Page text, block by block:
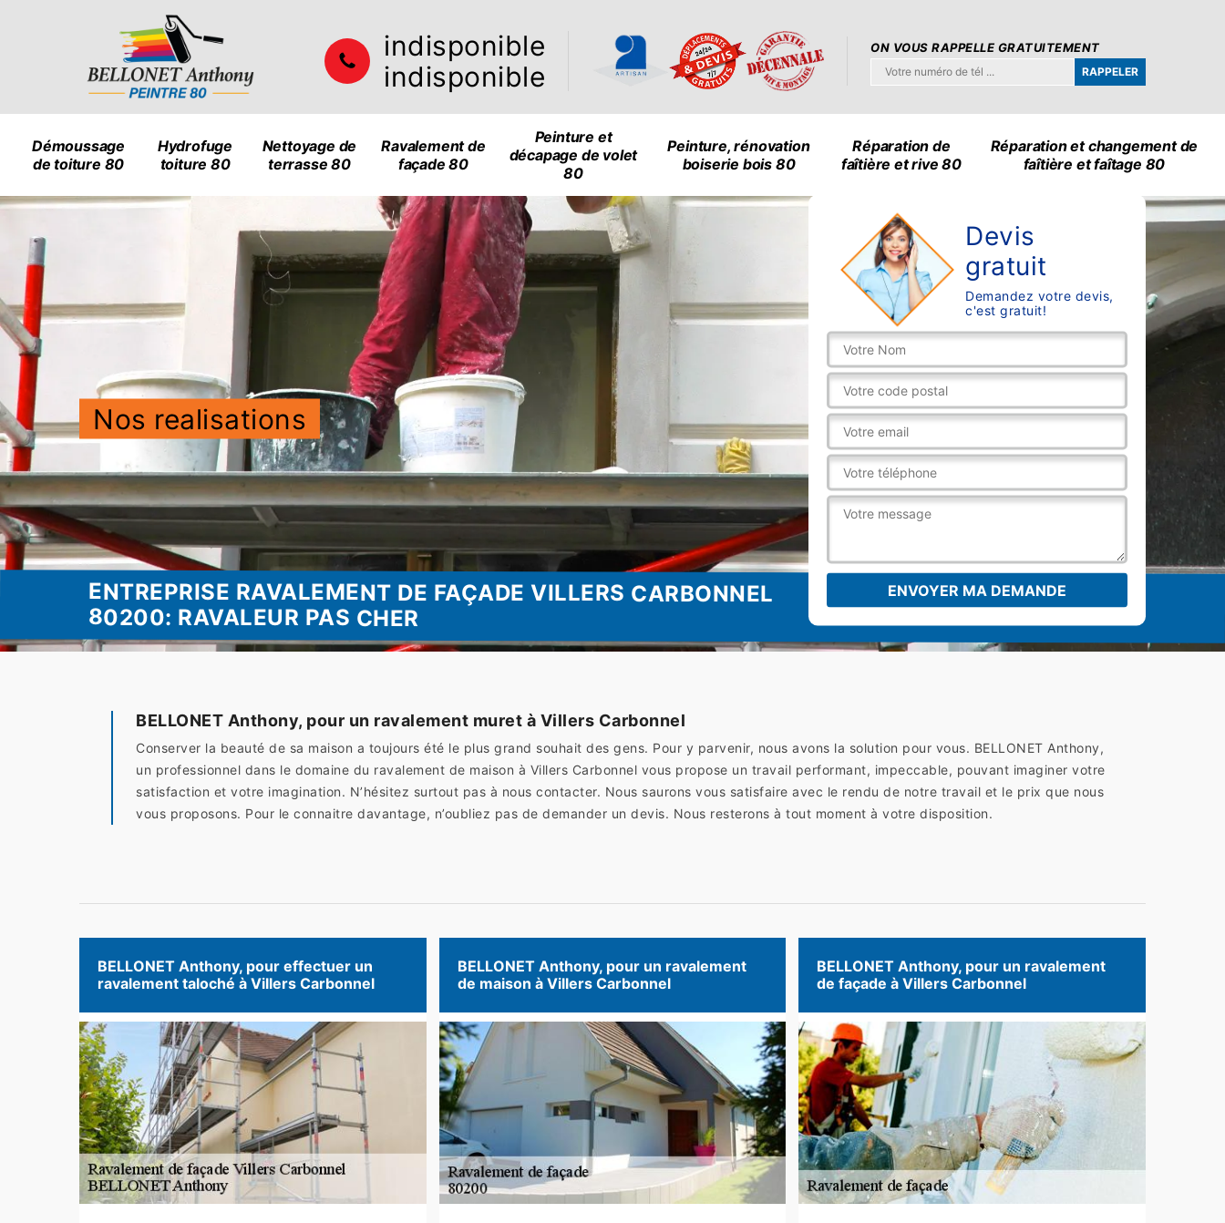
indisponible
indisponible
ON VOUS RAPPELLE GRATUITEMENT
Démoussage
de toiture 80
Hydrofuge
toiture 80
Nettoyage de
terrasse 80
Ravalement de
façade 80
Peinture et
décapage de volet
80
Peinture, rénovation
boiserie bois 80
Réparation de
faîtière et rive 80
Réparation et changement de
faîtière et faîtage 80
Nos realisations
Devis
gratuit
Demandez votre devis,
c'est gratuit!
ENTREPRISE RAVALEMENT DE FAÇADE VILLERS CARBONNEL
80200: RAVALEUR PAS CHER
BELLONET Anthony, pour un ravalement muret à Villers Carbonnel
Conserver la beauté de sa maison a toujours été le plus grand souhait des gens. Pour y parvenir, nous avons la solution pour vous. BELLONET Anthony,
un professionnel dans le domaine du ravalement de maison à Villers Carbonnel vous propose un travail performant, impeccable, pouvant imaginer votre
satisfaction et votre imagination. N’hésitez surtout pas à nous contacter. Nous saurons vous satisfaire avec le rendu de notre travail et le prix que nous
vous proposons. Pour le connaitre davantage, n’oubliez pas de demander un devis. Nous resterons à tout moment à votre disposition.
BELLONET Anthony, pour effectuer un
ravalement taloché à Villers Carbonnel
BELLONET Anthony, pour un ravalement
de maison à Villers Carbonnel
BELLONET Anthony, pour un ravalement
de façade à Villers Carbonnel